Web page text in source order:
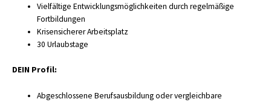
Vielfältige Entwicklungsmöglichkeiten durch regelmäßige
Fortbildungen
Krisensicherer Arbeitsplatz
30 Urlaubstage
DEIN Profil:
Abgeschlossene Berufsausbildung oder vergleichbare